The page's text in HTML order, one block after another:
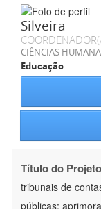
Silveira
CIÊNCIAS
Educação
Título do
tribunais de
públicas: